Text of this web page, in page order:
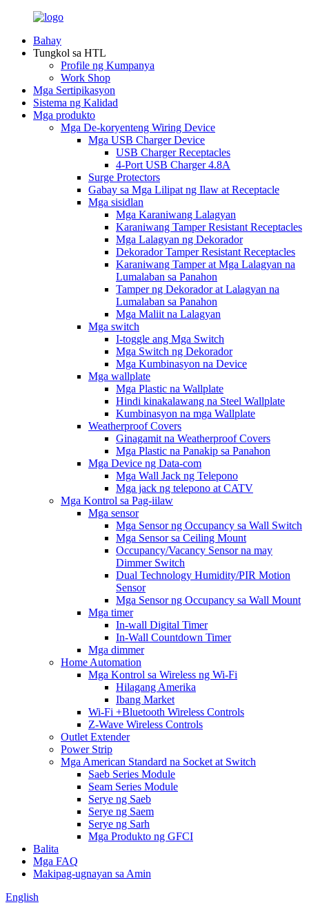
Bahay
Tungkol sa HTL
Profile ng Kumpanya
Work Shop
Mga Sertipikasyon
Sistema ng Kalidad
Mga produkto
Mga De-koryenteng Wiring Device
Mga USB Charger Device
USB Charger Receptacles
4-Port USB Charger 4.8A
Surge Protectors
Gabay sa Mga Lilipat ng Ilaw at Receptacle
Mga sisidlan
Mga Karaniwang Lalagyan
Karaniwang Tamper Resistant Receptacles
Mga Lalagyan ng Dekorador
Dekorador Tamper Resistant Receptacles
Karaniwang Tamper at Mga Lalagyan na
Lumalaban sa Panahon
Tamper ng Dekorador at Lalagyan na
Lumalaban sa Panahon
Mga Maliit na Lalagyan
Mga switch
I-toggle ang Mga Switch
Mga Switch ng Dekorador
Mga Kumbinasyon na Device
Mga wallplate
Mga Plastic na Wallplate
Hindi kinakalawang na Steel Wallplate
Kumbinasyon na mga Wallplate
Weatherproof Covers
Ginagamit na Weatherproof Covers
Mga Plastic na Panakip sa Panahon
Mga Device ng Data-com
Mga Wall Jack ng Telepono
Mga jack ng telepono at CATV
Mga Kontrol sa Pag-iilaw
Mga sensor
Mga Sensor ng Occupancy sa Wall Switch
Mga Sensor sa Ceiling Mount
Occupancy/Vacancy Sensor na may
Dimmer Switch
Dual Technology Humidity/PIR Motion
Sensor
Mga Sensor ng Occupancy sa Wall Mount
Mga timer
In-wall Digital Timer
In-Wall Countdown Timer
Mga dimmer
Home Automation
Mga Kontrol sa Wireless ng Wi-Fi
Hilagang Amerika
Ibang Market
Wi-Fi +Bluetooth Wireless Controls
Z-Wave Wireless Controls
Outlet Extender
Power Strip
Mga American Standard na Socket at Switch
Saeb Series Module
Seam Series Module
Serye ng Saeb
Serye ng Saem
Serye ng Sarh
Mga Produkto ng GFCI
Balita
Mga FAQ
Makipag-ugnayan sa Amin
English